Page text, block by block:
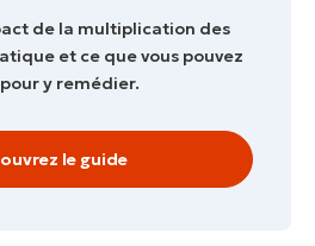
de la multiplication des
et ce que vous pouvez
y remédier.
le guide